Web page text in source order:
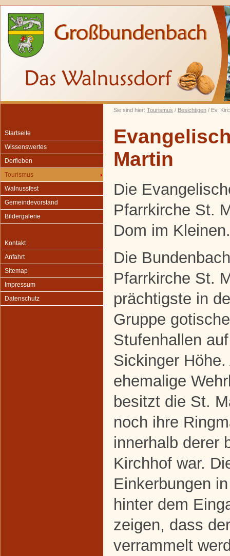
Sie sind hier: Tourismus / Besichtigen / Ev.
Startseite
Wissenswertes
Dorfleben
Tourismus
Walnussfest
Gemeindevorstand
Bildergalerie
Kontakt
Anfahrt
Sitemap
Impressum
Datenschutz
Martin
Die
Pfarrkirche St.
Dom im Kleinen.
Die
Pfarrkirche St.
prächtigste in
Gruppe
Stufenhallen
Sickinger Höhe.
ehemalige
besitzt die St.
noch ihre
innerhalb derer
Kirchhof war.
Einkerbungen
hinter dem
zeigen, dass
verrammelt